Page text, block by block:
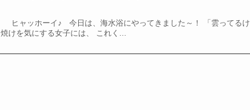
ヒャッホーイ♪ 今日は、海水浴にやってきました～！ 「雲ってるけ
けを気にする女子には、 これく...